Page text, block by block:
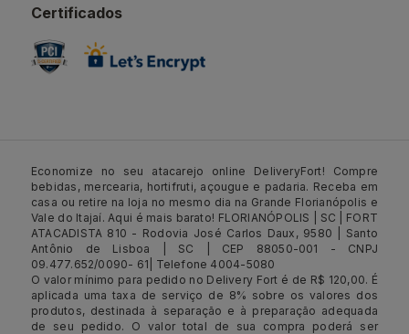
Certificados
Economize no seu atacarejo online DeliveryFort! Compre
bebidas, mercearia, hortifruti, açougue e padaria. Receba em
casa ou retire na loja no mesmo dia na Grande Florianópolis e
Vale do Itajaí. Aqui é mais barato! FLORIANÓPOLIS | SC | FORT
ATACADISTA 810 - Rodovia José Carlos Daux, 9580 | Santo
Antônio de Lisboa | SC | CEP 88050-001 - CNPJ
09.477.652/0090- 61| Telefone 4004-5080
O valor mínimo para pedido no Delivery Fort é de R$ 120,00. É
aplicada uma taxa de serviço de 8% sobre os valores dos
produtos, destinada à separação e à preparação adequada
de seu pedido. O valor total de sua compra poderá ser